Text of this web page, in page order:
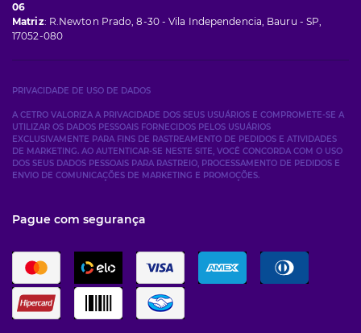
06
Matriz: R.Newton Prado, 8-30 - Vila Independencia, Bauru - SP,
17052-080
PRIVACIDADE DE USO DE DADOS
A CETRO VALORIZA A PRIVACIDADE DOS SEUS USUÁRIOS E COMPROMETE-SE A
UTILIZAR OS DADOS PESSOAIS FORNECIDOS PELOS USUÁRIOS
EXCLUSIVAMENTE PARA FINS DE RASTREAMENTO DE PEDIDOS E ATIVIDADES
DE MARKETING. AO AUTENTICAR-SE NESTE SITE, VOCÊ CONCORDA COM O USO
DOS SEUS DADOS PESSOAIS PARA RASTREIO, PROCESSAMENTO DE PEDIDOS E
ENVIO DE COMUNICAÇÕES DE MARKETING E PROMOÇÕES.
Pague com segurança